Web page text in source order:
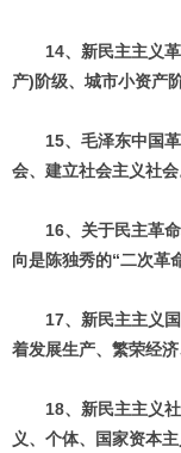
14、新民主主义革
产)阶级、城市小资产
15、毛泽东中国革
会、建立社会主义社会
16、关于民主革命
向是陈独秀的“二次革
17、新民主主义国
着发展生产、繁荣经济
18、新民主主义社
义、个体、国家资本